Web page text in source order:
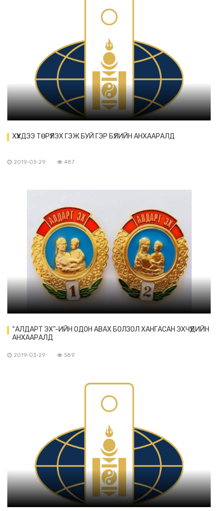
ХҮҮХДЭЭ ТӨРҮҮЛЭХ ГЭЖ БУЙ ГЭР БҮЛИЙН АНХААРАЛД
2019-03-29 487
“АЛДАРТ ЭХ”-ИЙН ОДОН АВАХ БОЛЗОЛ ХАНГАСАН ЭХЧҮҮДИЙН
АНХААРАЛД
2019-03-29 589